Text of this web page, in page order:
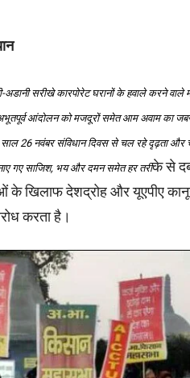
अडानी सरीखे कारपोरेट घरानों के हवाले करने
आंदोलन को मजदूरों समेत आम अवाम का
26 नवंबर संविधान दिवस से चल रहे दृढ़ता
गए साजिश, भय और दमन समेत हर तरीके से
खिलाफ देशद्रोह और यूएपीए
करता है।